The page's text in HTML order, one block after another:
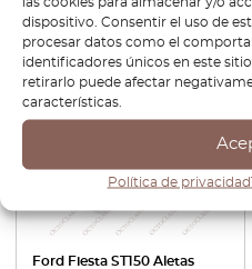
dispositivo. Consentir el uso de
procesar datos como el
identificadores únicos en este
retirarlo puede afectar
características.
Política de privacidad
Ver producto
Ford Fiesta ST150 Aletas